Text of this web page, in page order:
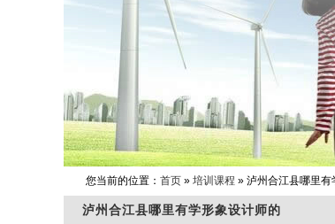
您当前的位置： 首页 » 培训课程 » 泸州合江县哪里有
泸州合江县哪里有学形象设计师的